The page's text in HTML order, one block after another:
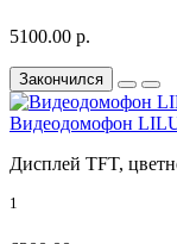
5100.00 р.
Закончился
Видеодомофон
Дисплей TFT,
1